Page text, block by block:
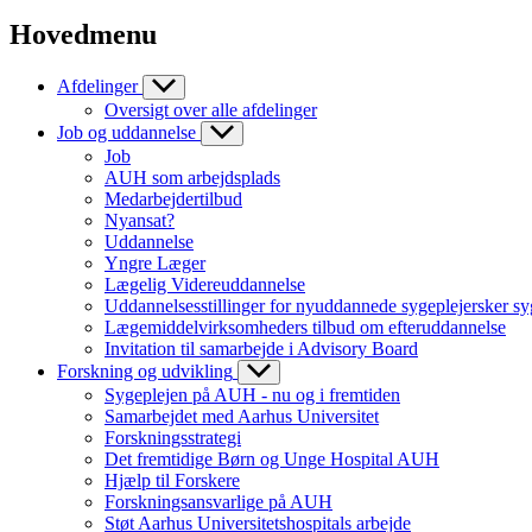
Hovedmenu
Afdelinger
Oversigt over alle afdelinger
Job og uddannelse
Job
AUH som arbejdsplads
Medarbejdertilbud
Nyansat?
Uddannelse
Yngre Læger
Lægelig Videreuddannelse
Uddannelsesstillinger for nyuddannede sygeplejersker
Lægemiddelvirksomheders tilbud om efteruddannelse
Invitation til samarbejde i Advisory Board
Forskning og udvikling
Sygeplejen på AUH - nu og i fremtiden
Samarbejdet med Aarhus Universitet
Forskningsstrategi
Det fremtidige Børn og Unge Hospital AUH
Hjælp til Forskere
Forskningsansvarlige på AUH
Støt Aarhus Universitetshospitals arbejde